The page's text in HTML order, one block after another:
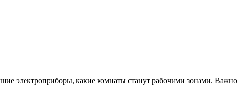
электроприборы, какие комнаты станут рабочими зонами. Важно